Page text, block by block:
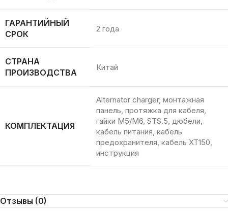
ГАРАНТИЙНЫЙ
СРОК
2 года
СТРАНА
ПРОИЗВОДСТВА
Китай
КОМПЛЕКТАЦИЯ
Alternator charger, монтажная
панель, протяжка для кабеля,
гайки М5/М6, STS.5, дюбели,
кабель питания, кабель
предохранителя, кабель XT150,
инструкция
Отзывы (0)